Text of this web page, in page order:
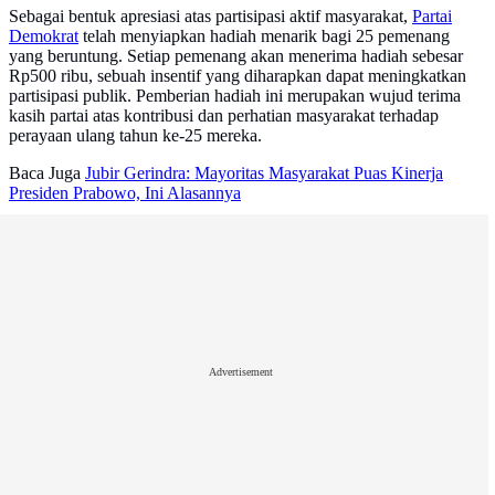
Sebagai bentuk apresiasi atas partisipasi aktif masyarakat, Partai
Demokrat telah menyiapkan hadiah menarik bagi 25 pemenang
yang beruntung. Setiap pemenang akan menerima hadiah sebesar
Rp500 ribu, sebuah insentif yang diharapkan dapat meningkatkan
partisipasi publik. Pemberian hadiah ini merupakan wujud terima
kasih partai atas kontribusi dan perhatian masyarakat terhadap
perayaan ulang tahun ke-25 mereka.
Baca Juga Jubir Gerindra: Mayoritas Masyarakat Puas Kinerja
Presiden Prabowo, Ini Alasannya
Advertisement